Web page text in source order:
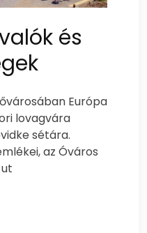
és
Európa
lovagvára
sétára.
az Óváros